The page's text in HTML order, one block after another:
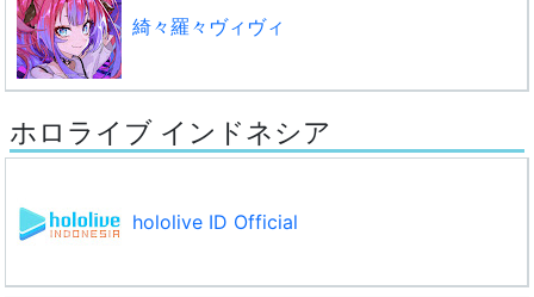
綺々羅々ヴィヴィ
ホロライブ インドネシア
hololive ID Official